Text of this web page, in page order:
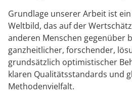
Grundlage unserer Arbeit ist
Weltbild, das auf der
anderen Menschen gegenüber
ganzheitlicher, forschender,
grundsätzlich optimistischer
klaren Qualitätsstandards und
Methodenvielfalt.